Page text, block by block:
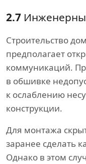
2.7
Строительство
предполагает
коммуникаций.
в обшивке
к ослаблению
конструкции.
Для монтажа
заранее сделать
Однако в этом